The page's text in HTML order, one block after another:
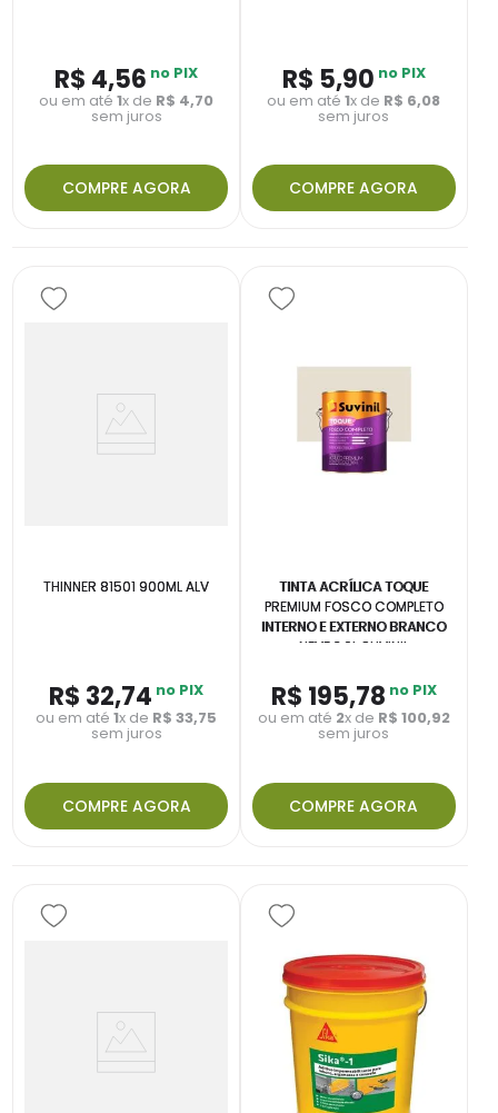
R$ 4,56 no PIX
ou em até1x de R$ 4,70
sem juros
COMPRE AGORA
R$ 5,90 no PIX
ou em até1x de R$ 6,08
sem juros
COMPRE AGORA
THINNER 81501 900ML ALV
R$ 32,74 no PIX
ou em até1x de R$ 33,75
sem juros
COMPRE AGORA
TINTA ACRÍLICA TOQUE
PREMIUM FOSCO COMPLETO
INTERNO E EXTERNO BRANCO
NEVE 3,6L SUVINIL
R$ 195,78 no PIX
ou em até 2x de R$ 100,92
sem juros
COMPRE AGORA